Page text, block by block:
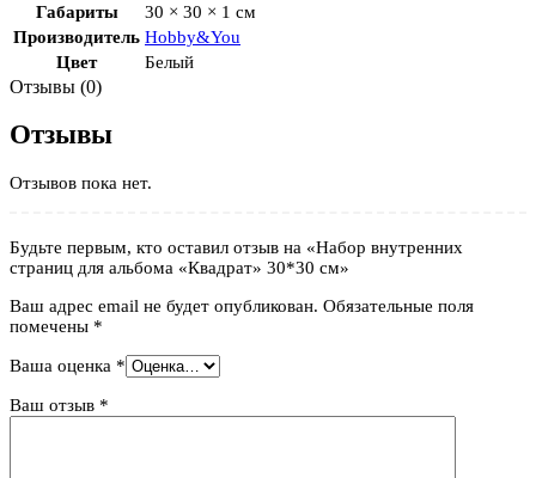
Габариты
30 × 30 × 1 см
Производитель Hobby&You
Цвет
Белый
Отзывы (0)
Отзывы
Отзывов пока нет.
Будьте первым, кто оставил отзыв на «Набор внутренних
страниц для альбома «Квадрат» 30*30 см»
Ваш адрес email не будет опубликован. Обязательные поля
помечены *
Ваша оценка *
Ваш отзыв *